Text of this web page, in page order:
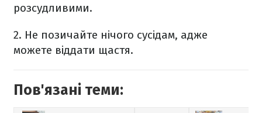
розсудливими.
2. Не позичайте нічого сусідам, адже
можете віддати щастя.
Пов'язані теми: